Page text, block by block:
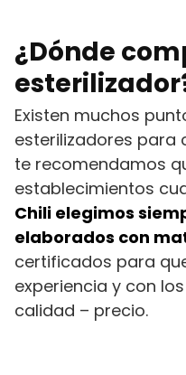
¿Dónde
Existen muchos
esterilizadores para
te recomendamos
establecimientos
Chili elegimos
elaborados con
certificados para
experiencia y con
calidad – precio.